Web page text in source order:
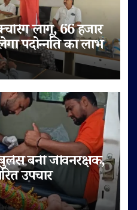
लागू, 66 हजार
पदोन्नति का लाभ
बनी जीवनरक्षक,
उपचार